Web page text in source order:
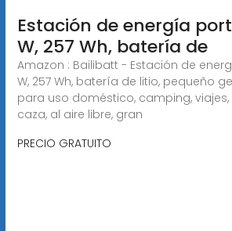
Estación de energía
W, 257 Wh, batería de
Amazon : Bailibatt - Estación de
W, 257 Wh, batería de litio, pequeño
para uso doméstico, camping,
caza, al aire libre, gran
PRECIO GRATUITO